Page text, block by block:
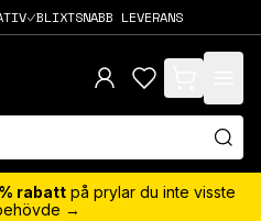
BLIXTSNABB LEVERANS
items in cart,
rabatt på prylar du inte visste
→